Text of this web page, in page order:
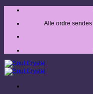
Alle ordre